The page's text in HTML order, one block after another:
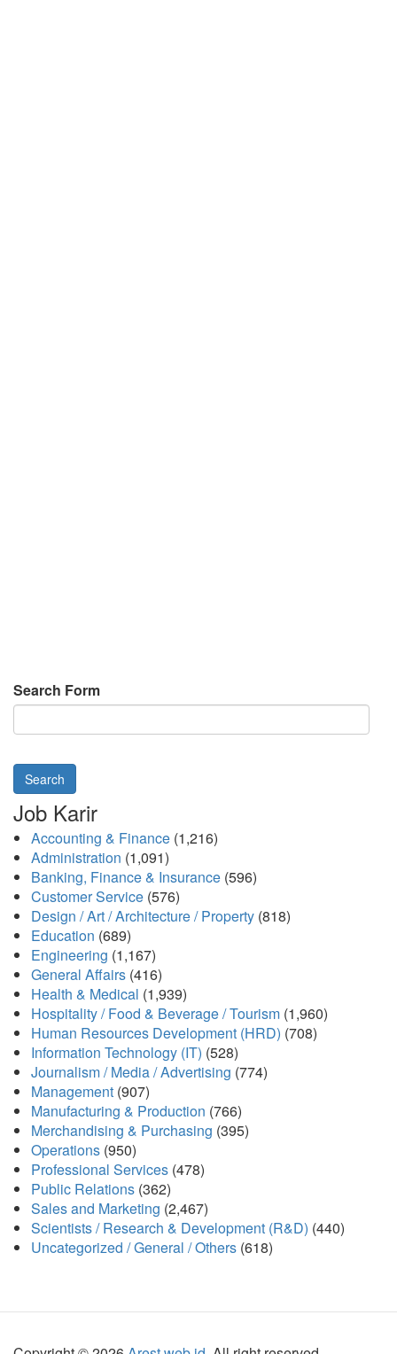
Search Form
Search
Job Karir
Accounting & Finance (1,216)
Administration (1,091)
Banking, Finance & Insurance (596)
Customer Service (576)
Design / Art / Architecture / Property (818)
Education (689)
Engineering (1,167)
General Affairs (416)
Health & Medical (1,939)
Hospitality / Food & Beverage / Tourism (1,960)
Human Resources Development (HRD) (708)
Information Technology (IT) (528)
Journalism / Media / Advertising (774)
Management (907)
Manufacturing & Production (766)
Merchandising & Purchasing (395)
Operations (950)
Professional Services (478)
Public Relations (362)
Sales and Marketing (2,467)
Scientists / Research & Development (R&D) (440)
Uncategorized / General / Others (618)